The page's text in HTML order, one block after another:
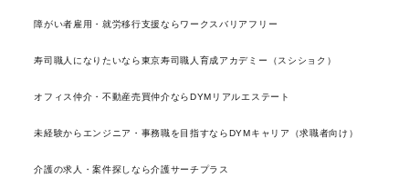
障がい者雇用・就労移行支援ならワークスバリアフリー
寿司職人になりたいなら東京寿司職人育成アカデミー（スシショク）
オフィス仲介・不動産売買仲介ならDYMリアルエステート
未経験からエンジニア・事務職を目指すならDYMキャリア（求職者向け）
介護の求人・案件探しなら介護サーチプラス